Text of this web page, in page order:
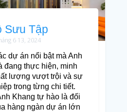
Sưu Tập
6 13, 2024
dự án nổi bật mà Anh
đang thực hiện, minh
lượng vượt trội và sự
trong từng chi tiết.
Khang tự hào là đối
hàng ngàn dự án lớn